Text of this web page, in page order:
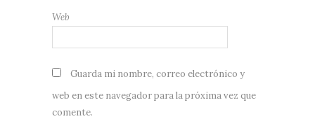
Web
Guarda mi nombre, correo electrónico y
web en este navegador para la próxima vez que
comente.